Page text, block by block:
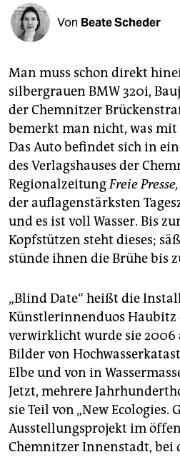
shop
fragen & hilfe
unterstützen
abo
genossenschaft
epaper login
Von Beate Scheder
Man muss schon direkt
silbergrauen BMW 320i,
der Chemnitzer
bemerkt man nicht, was
Das Auto befindet sich in
des Verlagshauses der
RegionalzeitungFreie Presse,
der auflagenstärksten
und es ist voll Wasser. Bis
Kopfstützen steht dieses;
stünde ihnen die Brühe bis
„Blind Date“ heißt die
Künstlerinnenduos ­Haubitz
verwirklicht wurde sie 2006
Bilder von
Elbe und von in
Jetzt, mehrere
sie Teil von „New ­Ecologies.
Ausstellungsprojekt im
Chemnitzer Innenstadt, bei